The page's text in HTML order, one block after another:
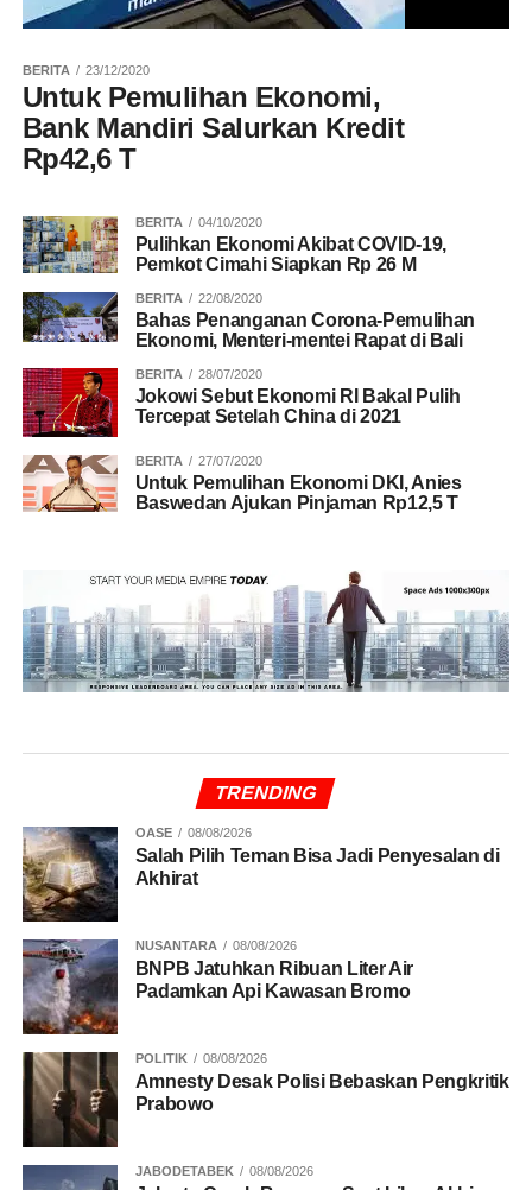
BERITA 23/12/2020
Untuk Pemulihan Ekonomi,
Bank Mandiri Salurkan Kredit
Rp42,6 T
BERITA 04/10/2020
Pulihkan Ekonomi Akibat COVID-19,
Pemkot Cimahi Siapkan Rp 26 M
BERITA 22/08/2020
Bahas Penanganan Corona-Pemulihan
Ekonomi, Menteri-mentei Rapat di Bali
BERITA 28/07/2020
Jokowi Sebut Ekonomi RI Bakal Pulih
Tercepat Setelah China di 2021
BERITA 27/07/2020
Untuk Pemulihan Ekonomi DKI, Anies
Baswedan Ajukan Pinjaman Rp12,5 T
TRENDING
OASE 08/08/2026
Salah Pilih Teman Bisa Jadi Penyesalan di
Akhirat
NUSANTARA 08/08/2026
BNPB Jatuhkan Ribuan Liter Air
Padamkan Api Kawasan Bromo
POLITIK 08/08/2026
Amnesty Desak Polisi Bebaskan Pengkritik
Prabowo
JABODETABEK 08/08/2026